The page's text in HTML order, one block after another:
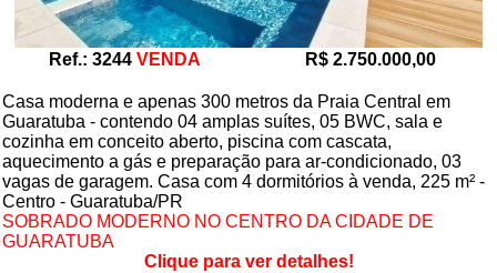
Ref.: 3244 VENDA R$ 2.750.000,00
Casa moderna e apenas 300 metros da Praia Central em
Guaratuba - contendo 04 amplas suítes, 05 BWC, sala e
cozinha em conceito aberto, piscina com cascata,
aquecimento a gás e preparação para ar-condicionado, 03
vagas de garagem. Casa com 4 dormitórios à venda, 225 m² -
Centro - Guaratuba/PR
SOBRADO MODERNO NO CENTRO DA CIDADE DE
GUARATUBA
Clique para ver detalhes!